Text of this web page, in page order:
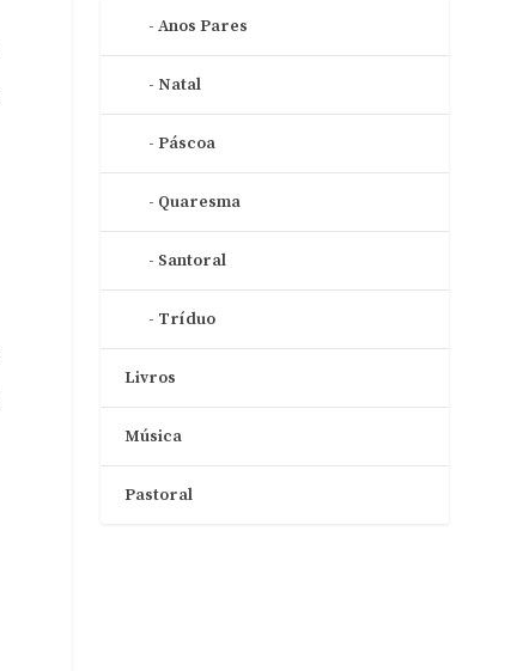
Anos Pares
Natal
Páscoa
Quaresma
Santoral
Tríduo
Livros
Música
Pastoral